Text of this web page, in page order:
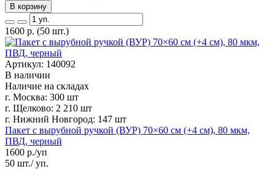
В корзину
1600 р. (50 шт.)
Артикул: 140092
В наличии
Наличие на складах
г. Москва: 300 шт
г. Щелково: 2 210 шт
г. Нижний Новгород: 147 шт
Пакет с вырубной ручкой (ВУР) 70×60 см (+4 см), 80 мкм,
ПВД, черный
1600 р./уп
50 шт./ уп.